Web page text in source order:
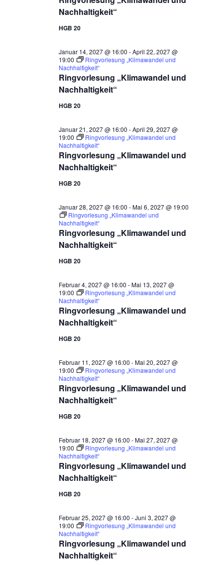
Nachhaltigkeit“
HGB 20
Ringvorlesung „Klimawandel und
Nachhaltigkeit“
Januar 14, 2027 @ 16:00 -April 22, 2027 @
19:00
Ringvorlesung „Klimawandel und
Nachhaltigkeit“
HGB 20
Ringvorlesung „Klimawandel und
Nachhaltigkeit“
Januar 21, 2027 @ 16:00 -April 29, 2027 @
19:00
Ringvorlesung „Klimawandel und
Nachhaltigkeit“
HGB 20
Ringvorlesung „Klimawandel und
Nachhaltigkeit“
Januar 28, 2027 @ 16:00 -Mai 6, 2027 @ 19:00
Ringvorlesung „Klimawandel und
Nachhaltigkeit“
HGB 20
Ringvorlesung „Klimawandel und
Nachhaltigkeit“
Februar 4, 2027 @ 16:00 -Mai 13, 2027 @
19:00
Ringvorlesung „Klimawandel und
Nachhaltigkeit“
HGB 20
Ringvorlesung „Klimawandel und
Nachhaltigkeit“
Februar 11, 2027 @ 16:00 -Mai 20, 2027 @
19:00
Ringvorlesung „Klimawandel und
Nachhaltigkeit“
HGB 20
Ringvorlesung „Klimawandel und
Nachhaltigkeit“
Februar 18, 2027 @ 16:00 -Mai 27, 2027 @
19:00
Ringvorlesung „Klimawandel und
Nachhaltigkeit“
HGB 20
Ringvorlesung „Klimawandel und
Nachhaltigkeit“
Februar 25, 2027 @ 16:00 -Juni 3, 2027 @
19:00
Ringvorlesung „Klimawandel und
Nachhaltigkeit“